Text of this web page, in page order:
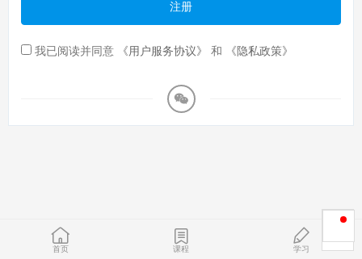
注册
我已阅读并同意 《用户服务协议》 和 《隐私政策》
首页 课程 学习